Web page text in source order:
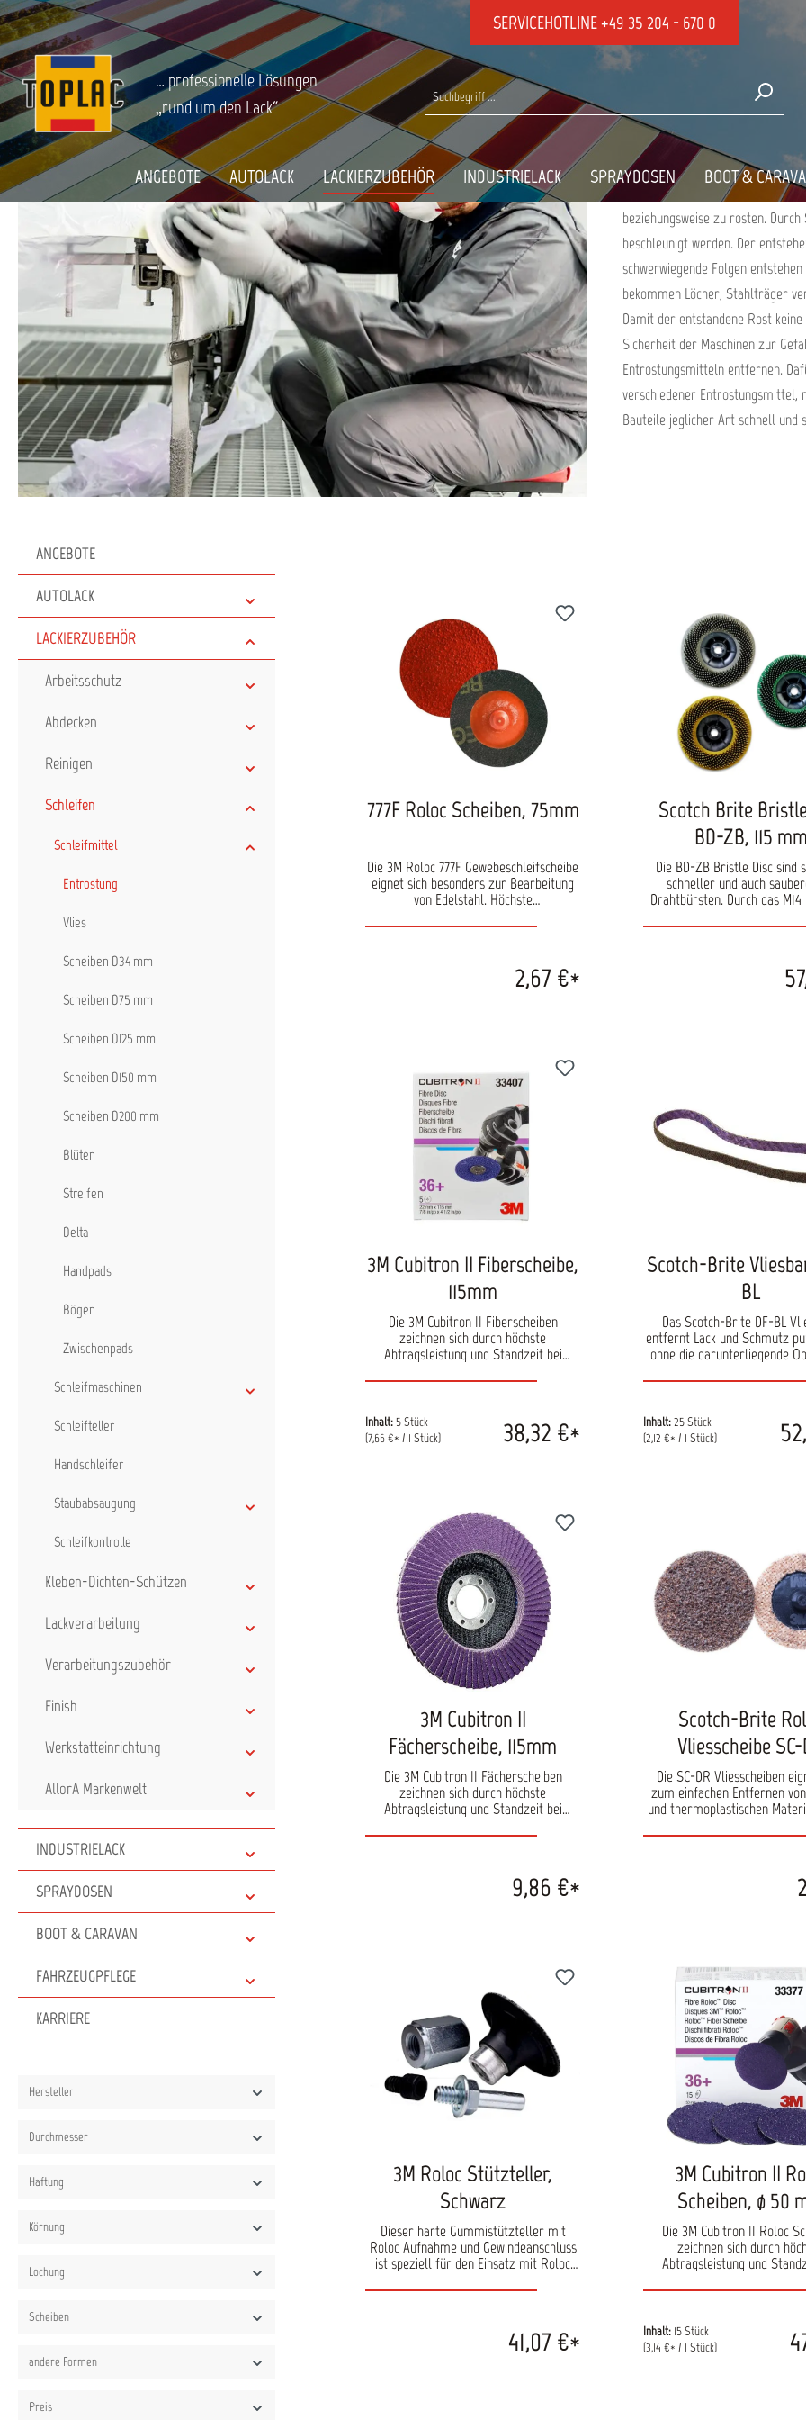
Zur Hauptnavigation springen SERVICEHOTLINE+49 35 204 - 670 0
… professionelle Lösungen
„rund um den Lack“
ANGEBOTE AUTOLACK LACKIERZUBEHÖR INDUSTRIELACK SPRAYDOSEN BOOT &
Startseite LACKIERZUBEHÖR Schleifen Schleifmittel Entrostung
TOPLAC
Kommen Eisen oder Stahl mit
beziehungsweise zu rosten.
beschleunigt werden. Der
schwerwiegende Folgen
bekommen Löcher, Stahlträger
Damit der entstandene Rost
Sicherheit der Maschinen zur
Entrostungsmitteln entfernen.
verschiedener Entrostungsmittel,
Bauteile jeglicher Art schnell und
ANGEBOTE
AUTOLACK
LACKIERZUBEHÖR
Arbeitsschutz
Abdecken
Reinigen
Schleifen
Schleifmittel
Entrostung
Vlies
Scheiben D34 mm
Scheiben D75 mm
Scheiben D125 mm
Scheiben D150 mm
Scheiben D200 mm
Blüten
Streifen
Delta
Handpads
Bögen
Zwischenpads
Schleifmaschinen
Schleifteller
Handschleifer
Staubabsaugung
Schleifkontrolle
Kleben-Dichten-Schützen
Lackverarbeitung
Verarbeitungszubehör
Finish
Werkstatteinrichtung
AllorA Markenwelt
INDUSTRIELACK
SPRAYDOSEN
BOOT & CARAVAN
FAHRZEUGPFLEGE
KARRIERE
Hersteller
Durchmesser
Haftung
Körnung
Lochung
Scheiben
andere Formen
Preis
777F Roloc Scheiben, 75mm
Die 3M Roloc 777F Gewebeschleifscheibe
eignet sich besonders zur Bearbeitung
von Edelstahl. Höchste
Aluminiumoxid-Gemisches
sowohl nass als auch trocken eingesetzt
werden. Durch seine Roloc-Aufnahme ist
2,67 €*
Scotch Brite
BD-ZB, 115 mm
Die BD-ZB Bristle Disc sind
schneller und auch
Drahtbürsten. Durch das M14
Stützteller auf fast alle
speziell zur Anwendung
Oberflächen konzipiert und
anliegen. Verfügbar in P50,
3M Cubitron II Fiberscheibe,
115mm
Die 3M Cubitron II Fiberscheiben
zeichnen sich durch höchste
Abtragsleistung und Standzeit bei
Zusätzlich ermöglichen Sie durch das
Schleifkorn einen Schliff mit weniger
Wärmeentstehung. Das Schleifmittel ist
Inhalt:5 Stück
(7,66 €* / 1 Stück)
38,32 €*
Scotch-Brite
BL
Das Scotch-Brite DF-BL
entfernt Lack und Schmutz
ohne die darunterliegende
Gewebeunterlage
m/s möglich. Verarbeitet
Vliesband mit einer
Inhalt:25 Stück
(2,12 €* / 1 Stück)
3M Cubitron II
Fächerscheibe, 115mm
Die 3M Cubitron II Fächerscheiben
zeichnen sich durch höchste
Abtragsleistung und Standzeit bei
Zusätzlich ermöglichen Sie durch das
Schleifkorn einen Schliff mit weniger
Wärmeentstehung. Das Schleifmittel ist
Scheiben pro Pack Durchmesser: 115 mm
9,86 €*
Scotch-Brite
Vliesscheibe SC-
Die SC-DR Vliesscheiben
zum einfachen Entfernen
und thermoplastischen
Minute 25000 für die 50mm
Scheiben können zum
Rauhtiefen, Entfernen von
mm oder 75 mm
3M Roloc Stützteller,
Schwarz
Dieser harte Gummistützteller mit
Roloc Aufnahme und Gewindeanschluss
ist speziell für den Einsatz mit Roloc
Fiberscheiben geeignet. Bei den
und 05540 ist zusätzlich ein Adapter für
ein 7/16" Gewinde enthalten.41,07 €*
3M Cubitron II
Scheiben, ø 50
Die 3M Cubitron II Roloc
zeichnen sich durch
Abtragsleistung und
das präzisionsgeformte
strapazierfähigem
entsteht weniger Hitze als
Inhalt: 15 Stück
(3,14 €* / 1 Stück)